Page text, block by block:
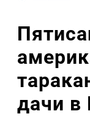
дачи в